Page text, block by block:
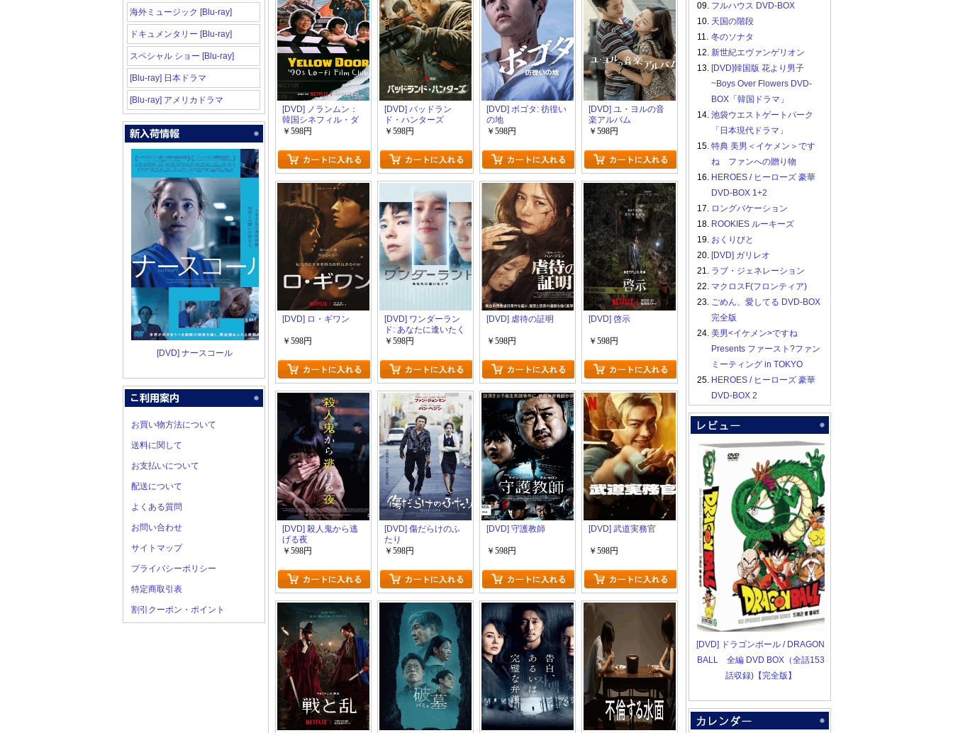
海外ミュージック [Blu-ray]
ドキュメンタリー [Blu-ray]
スペシャル ショー [Blu-ray]
[Blu-ray] 日本ドラマ
[Blu-ray] アメリカドラマ
[DVD] ナースコール
お買い物方法について
送料に関して
お支払いについて
配送について
よくある質問
お問い合わせ
サイトマップ
プライバシーポリシー
特定商取引表
割引クーポン・ポイント
[DVD] ノランムン：
韓国シネフィル・ダ
イアリー
￥598円
[DVD] バッドラン
ド・ハンターズ
￥598円
[DVD] ボゴタ: 彷徨い
の地
￥598円
[DVD] ユ・ヨルの音
楽アルバム
￥598円
[DVD] ロ・ギワン
￥598円
[DVD] ワンダーラン
ド: あなたに逢いたく
て
￥598円
[DVD] 虐待の証明
￥598円
[DVD] 啓示
￥598円
[DVD] 殺人鬼から逃
げる夜
￥598円
[DVD] 傷だらけのふ
たり
￥598円
[DVD] 守護教師
￥598円
[DVD] 武道実務官
￥598円
09. フルハウス DVD-BOX
10. 天国の階段
11. 冬のソナタ
12. 新世紀エヴァンゲリオン
13. [DVD]韓国版 花より男子
~Boys Over Flowers DVD-
BOX「韓国ドラマ」
14. 池袋ウエストゲートパーク
「日本現代ドラマ」
15. 特典 美男＜イケメン＞です
ね ファンへの贈り物
16. HEROES / ヒーローズ 豪華
DVD-BOX 1+2
17. ロングバケーション
18. ROOKIES ルーキーズ
19. おくりびと
20. [DVD] ガリレオ
21. ラブ・ジェネレーション
22. マクロスF(フロンティア)
23. ごめん、愛してる DVD-BOX
完全版
24. 美男<イケメン>ですね
Presents ファースト?ファン
ミーティング in TOKYO
25. HEROES / ヒーローズ 豪華
DVD-BOX 2
[DVD] ドラゴンボール / DRAGON
BALL 全編 DVD BOX（全話153
話収録)【完全版】